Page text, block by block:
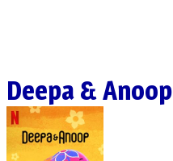
Deepa & Anoop